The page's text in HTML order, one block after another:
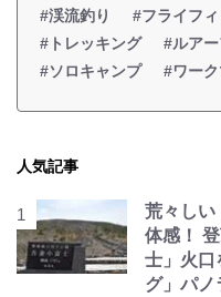
#渓流釣り #フライフ
#トレッキング
#ルア
#ソロキャンプ
#ワー
人気記事
荒々しい
体感！
士」火口
グ」パノ